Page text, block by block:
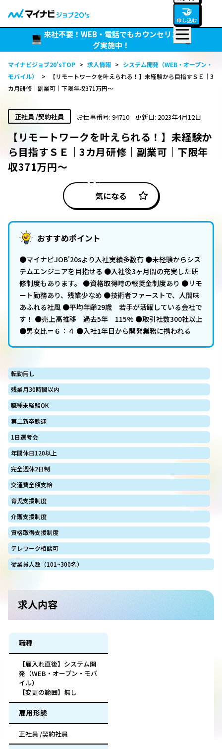
🤝
申し込む
来社不要！WEB・電話でもカウンセリン
グ実施中！
マイナビジョブ20’sTOP > 求人情報 > システム開発（WEB・オープン・
モバイル）
>
【リモートワークを叶えられる！】未経験から目指すＳＥ｜3
カ月研修｜副業可｜下限年収371万円～
正社員 /契約社員 お仕事番号: 94710 更新日: 2023年4月12日
【リモートワークを叶えられる！】未経験か
ら目指すＳＥ｜3カ月研修｜副業可｜下限年
収371万円～
気になる
おすすめポイント
●マイナビJOB'20sより入社実績多数有 ●未経験からシス
テムエンジニアを目指せる ●入社後3ヶ月間の充実した研
修制度もあります。 ●資格取得時の報奨金制度あり ●リモ
ート勤務あり、残業少なめ ●技術者ファーストで、人間味
あふれる社風 ●平均年齢29歳 若手が活躍している会社で
す！ ●売上高推移 過去5年 115% ●取引社数300社以上
●男女比＝６：４ ●入社1年目から開発業務に携われる
転勤無し
残業月30時間以内
職種未経験OK
第二新卒歓迎
1日選考会
年間休日120以上
完全週休2日制
交通費全額支給
育児支援制度
介護支援制度
資格取得支援制度
テレワーク相談可
従業員人数（101~300名）
求人内容
職種
【雇入れ直後】システム開
発（WEB・オープン・モバ
イル）
【変更の範囲】無し
雇用形態
正社員 /契約社員